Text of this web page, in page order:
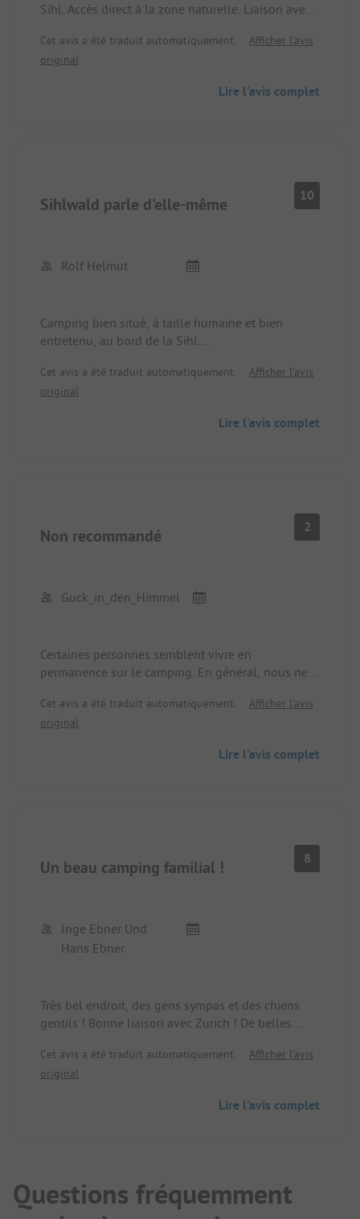
Sihl. Accès direct à la zone naturelle. Liaison avec
et familiale.
Cet avis a été traduit automatiquement.
Afficher l'avis
original
Lire l'avis complet
Sihlwald parle d'elle-même 10
Rolf Helmut
Camping bien situé, à taille humaine et bien
entretenu, au bord de la Sihl.
Nous y sommes allés avec deux chiens et un
camping-car et avons profité de beaux sentiers de
anciennes mais très bien entretenues. Nous avons
Cet avis a été traduit automatiquement.
Afficher l'avis
original
Lire l'avis complet
Non recommandé 2
Guck_in_den_Himmel
Certaines personnes semblent vivre en
permanence sur le camping. En général, nous ne
semble que ce soit aussi un endroit pour les
personnes qui ne trouvent pas d'autre endroit où
camping. Mais en tant que famille avec de jeunes
Cet avis a été traduit automatiquement.
Afficher l'avis
original
Lire l'avis complet
Un beau camping familial ! 8
Inge Ebner Und
Hans Ebner
Très bel endroit, des gens sympas et des chiens
gentils ! Bonne liaison avec Zurich ! De belles
Cet avis a été traduit automatiquement.
Afficher l'avis
original
Lire l'avis complet
Questions fréquemment